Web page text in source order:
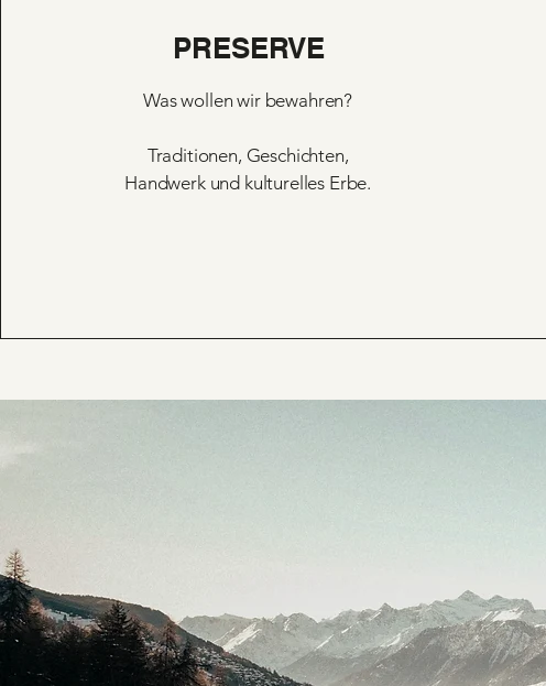
PRESERVE
Was wollen wir bewahren?
Traditionen, Geschichten,
Handwerk und kulturelles Erbe.